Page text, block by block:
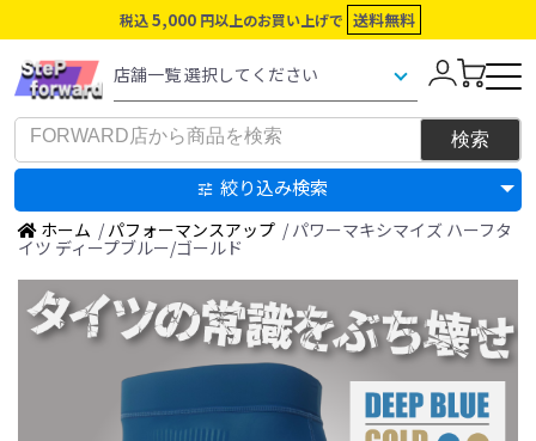
税込 5,000 円以上のお買い上げで 送料無料
絞り込み検索
ホーム / パフォーマンスアップ / パワーマキシマイズ ハーフタ
イツ ディープブルー/ゴールド